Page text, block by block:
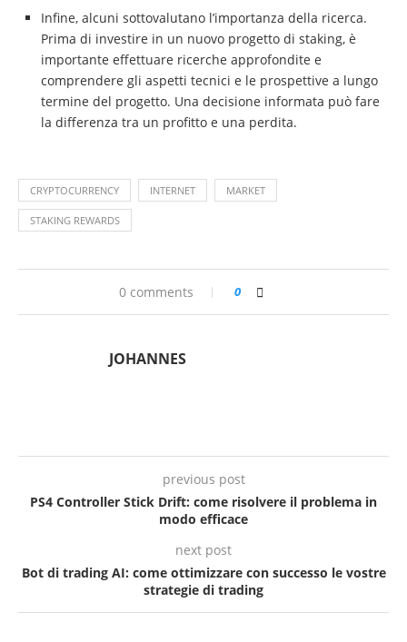
Infine, alcuni sottovalutano l’importanza della ricerca.
Prima di investire in un nuovo progetto di staking, è
importante effettuare ricerche approfondite e
comprendere gli aspetti tecnici e le prospettive a lungo
termine del progetto. Una decisione informata può fare
la differenza tra un profitto e una perdita.
CRYPTOCURRENCY INTERNET MARKET
STAKING REWARDS
0 comments 0
JOHANNES
previous post
PS4 Controller Stick Drift: come risolvere il problema in
modo efficace
next post
Bot di trading AI: come ottimizzare con successo le vostre
strategie di trading